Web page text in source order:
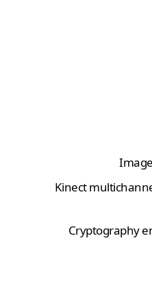
Kinect
Cryptography